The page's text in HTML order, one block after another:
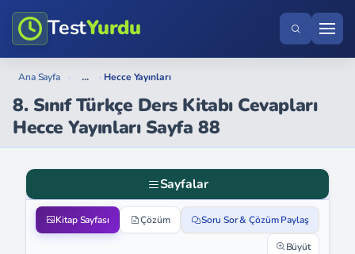
TestYurdu
Ana Sayfa › ... › Hecce Yayınları
8. Sınıf Türkçe Ders Kitabı Cevapları
Hecce Yayınları Sayfa 88
Sayfalar
Kitap Sayfası Çözüm Soru Sor & Çözüm Paylaş
Büyüt